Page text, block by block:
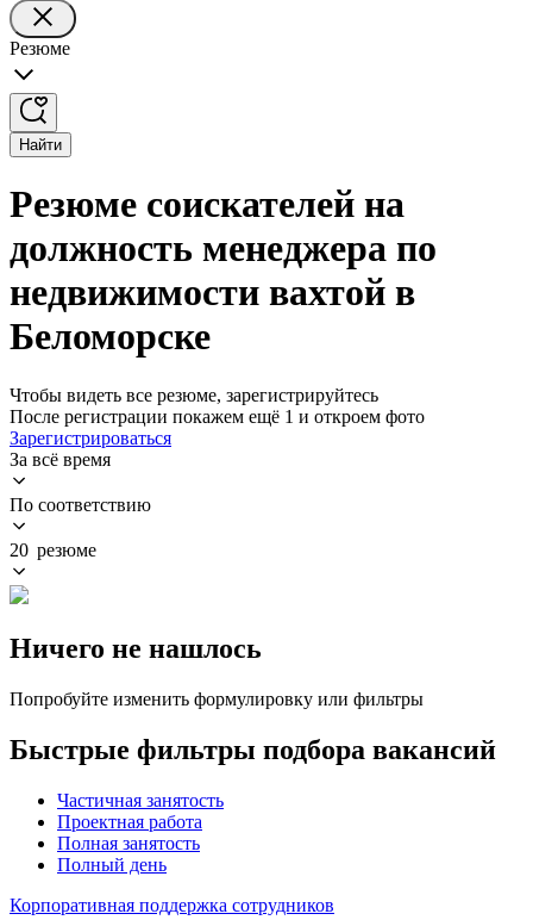
Резюме
Найти
Резюме соискателей на
должность менеджера по
недвижимости вахтой в
Беломорске
Чтобы видеть все резюме, зарегистрируйтесь
После регистрации покажем ещё 1 и откроем фото
Зарегистрироваться
За всё время
По соответствию
20 резюме
Ничего не нашлось
Попробуйте изменить формулировку или фильтры
Быстрые фильтры подбора вакансий
Частичная занятость
Проектная работа
Полная занятость
Полный день
Корпоративная поддержка сотрудников